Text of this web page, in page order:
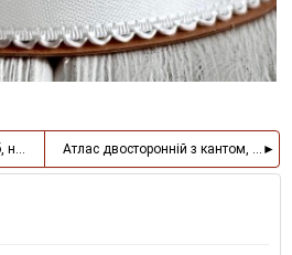
на зеленому, метрАтлас двосторонній з кантом, 2,5